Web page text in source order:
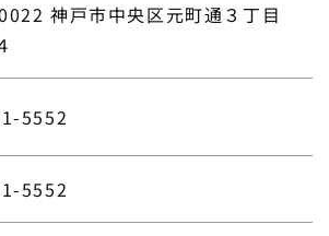
神戸市中央区元町通３丁目
5552
5552